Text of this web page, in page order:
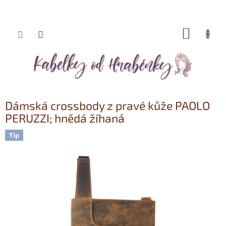
Přejít
Dámská crossbody z pravé kůže PAOLO
PERUZZI; hnědá žíhaná
Tip